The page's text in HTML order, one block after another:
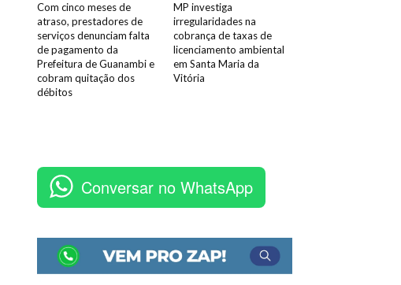
Com cinco meses de
atraso, prestadores de
serviços denunciam falta
de pagamento da
Prefeitura de Guanambi e
cobram quitação dos
débitos
MP investiga
irregularidades na
cobrança de taxas de
licenciamento ambiental
em Santa Maria da
Vitória
Conversar no WhatsApp